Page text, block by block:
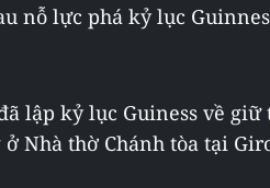
nỗ lực phá kỷ lục
lập kỷ lục Guiness về giữ
Nhà thờ Chánh tòa tại